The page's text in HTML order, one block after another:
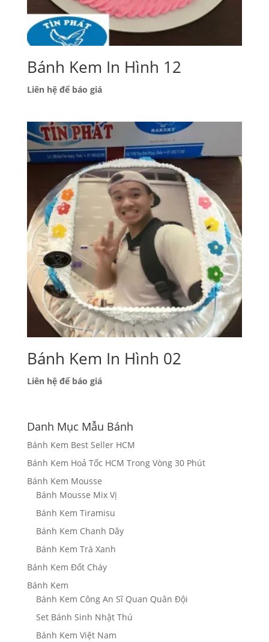
Bánh Kem In Hình 12
Liên hệ để báo giá
Bánh Kem In Hình 02
Liên hệ để báo giá
Danh Mục Mẫu Bánh
Bánh Kem Best Seller HCM
Bánh Kem Hoả Tốc HCM Trong Vòng 30 Phút
Bánh Kem Mousse
Bánh Mousse Mix Vị
Bánh Kem Tiramisu
Bánh Kem Chanh Dây
Bánh Kem Trà Xanh
Bánh Kem Đốt Cháy
Bánh Kem
Bánh Kem Công An Sĩ Quan Quân Đội
Set Bánh Sinh Nhật Thú
Bánh Kem Việt Nam